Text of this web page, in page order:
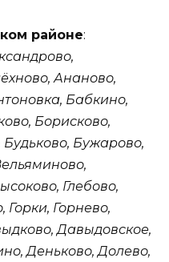
районе:
Ананово,
Бабкино,
Борисково,
Бужарово,
Глебово,
Горки, Горнево,
Давыдовское,
Деньково, Долево,